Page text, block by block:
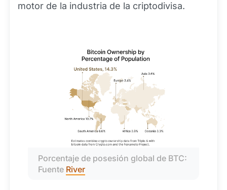
motor de la industria de la criptodivisa.
Porcentaje de posesión global de BTC:
Fuente River